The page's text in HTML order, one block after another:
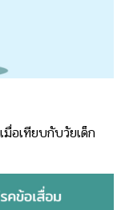
มื่อเทียบกับวัยเด็ก